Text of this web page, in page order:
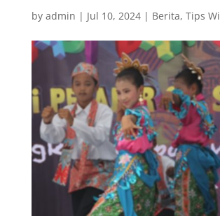
by admin | Jul 10, 2024| Berita, Tips